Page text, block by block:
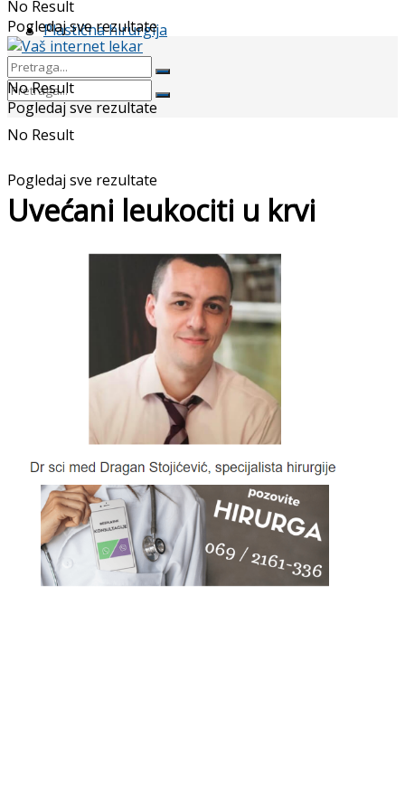
Plastična hirurgija
No Result
Pogledaj sve rezultate
No Result
Pogledaj sve rezultate
No Result
Pogledaj sve rezultate
Uvećani leukociti u krvi